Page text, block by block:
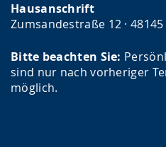
Hausanschrift
Zumsandestraße 12 ·
Bitte beachten Sie:
sind nur nach vorheriger
möglich.